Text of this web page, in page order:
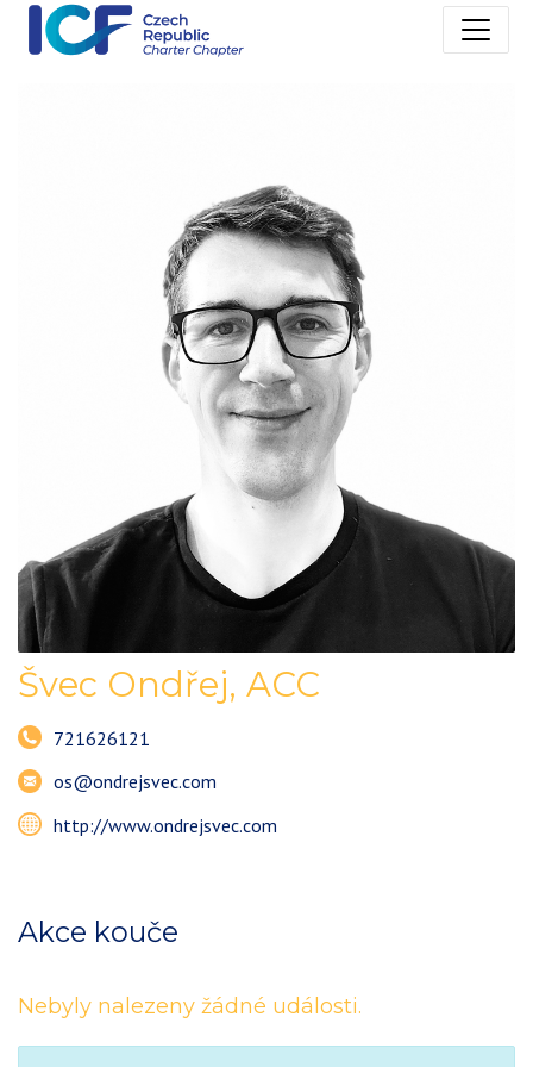
Švec Ondřej, ACC
721626121
os@ondrejsvec.com
http://www.ondrejsvec.com
Akce kouče
Nebyly nalezeny žádné události.